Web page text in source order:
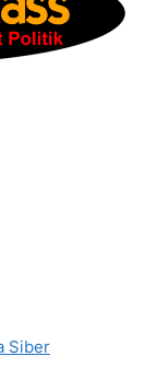
Siber